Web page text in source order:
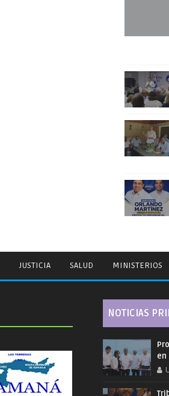
JUSTICIA SALUD MINISTERIOS
NOTICIAS
en